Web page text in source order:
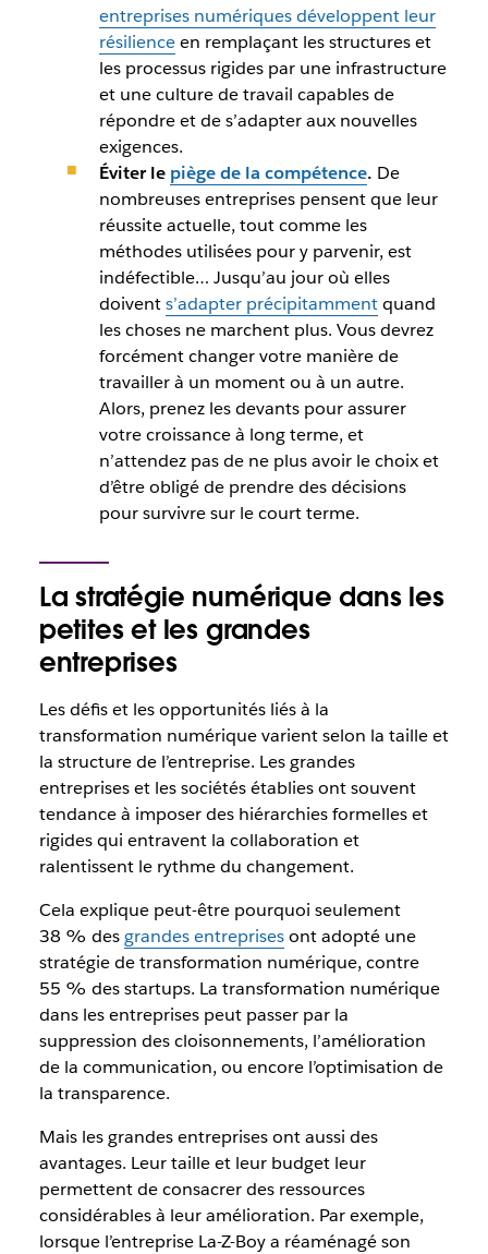
entreprises numériques développent leur
résilienceen remplaçant les structures et
les processus rigides par une infrastructure
et une culture de travail capables de
répondre et de s’adapter aux nouvelles
exigences.
Éviter le piège de la compétence. De
nombreuses entreprises pensent que leur
réussite actuelle, tout comme les
méthodes utilisées pour y parvenir, est
indéfectible… Jusqu’au jour où elles
doivents’adapter précipitammentquand
les choses ne marchent plus. Vous devrez
forcément changer votre manière de
travailler à un moment ou à un autre.
Alors, prenez les devants pour assurer
votre croissance à long terme, et
n’attendez pas de ne plus avoir le choix et
d’être obligé de prendre des décisions
pour survivre sur le court terme.
La stratégie numérique dans les
petites et les grandes
entreprises
Les défis et les opportunités liés à la
transformation numérique varient selon la taille et
la structure de l’entreprise. Les grandes
entreprises et les sociétés établies ont souvent
tendance à imposer des hiérarchies formelles et
rigides qui entravent la collaboration et
ralentissent le rythme du changement.
Cela explique peut-être pourquoi seulement
38 % desgrandes entreprisesont adopté une
stratégie de transformation numérique, contre
55 % des startups. La transformation numérique
dans les entreprises peut passer par la
suppression des cloisonnements, l’amélioration
de la communication, ou encore l’optimisation de
la transparence.
Mais les grandes entreprises ont aussi des
avantages. Leur taille et leur budget leur
permettent de consacrer des ressources
considérables à leur amélioration. Par exemple,
lorsque l’entreprise La-Z-Boy a réaménagé son